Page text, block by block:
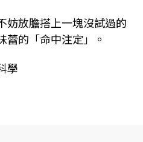
妨放膽搭上一塊沒試過的
蕾的「命中注定」。
學